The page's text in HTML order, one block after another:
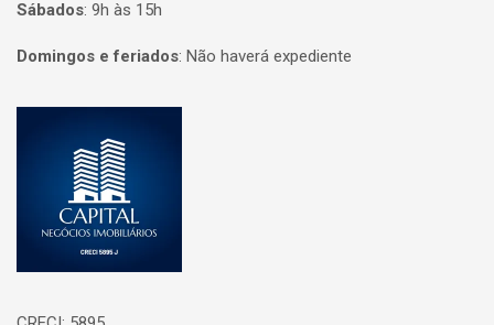
Sábados: 9h às 15h
Domingos e feriados: Não haverá expediente